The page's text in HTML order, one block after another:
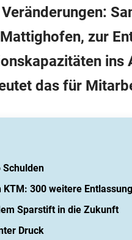
zur
ins
das für
Schulden
300 weitere
Sparstift in die Zukunft
Druck